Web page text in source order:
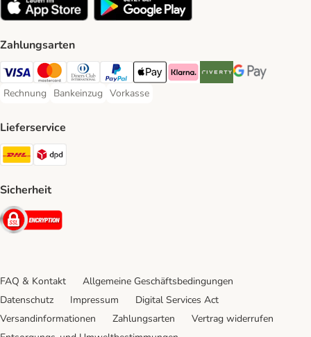
Zahlungsarten
Visa Payment Method
Mastercard Payment Method
Diners Club Payment Method
PayPal Payment Method
Apple Pay Payment Method
Klarna Payment Method
Riverty Payment Method
Google Pay
Rechnung
Rechnung Payment Method
Bankeinzug
Bankeinzug Payment Method
Vorkasse
Vorkasse Payment Method
Lieferservice
DHL Shipping Method
Sicherheit
Security
FAQ & Kontakt
Allgemeine Geschäftsbedingungen
Datenschutz
Impressum
Digital Services Act
Versandinformationen
Zahlungsarten
Vertrag widerrufen